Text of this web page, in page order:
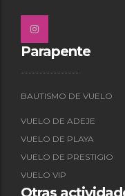
Parapente
BAUTISMO DE VUELO
VUELO DE ADEJE
VUELO DE PLAYA
VUELO DE PRESTIGIO
VUELO VIP
Otras